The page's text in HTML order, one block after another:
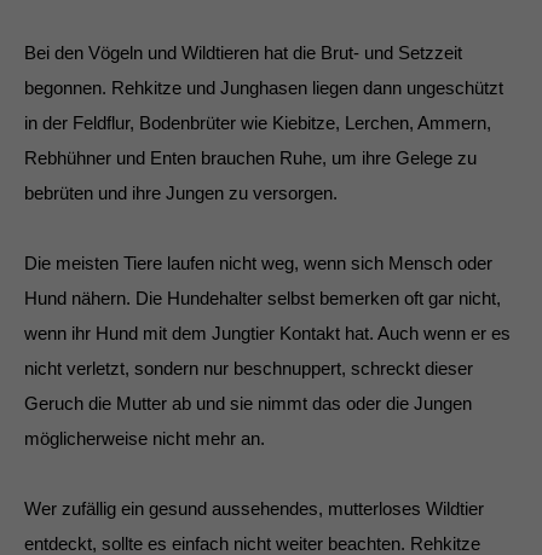
Bei den Vögeln und Wildtieren hat die Brut- und Setzzeit
begonnen. Rehkitze und Junghasen liegen dann ungeschützt
in der Feldflur, Bodenbrüter wie Kiebitze, Lerchen, Ammern,
Rebhühner und Enten brauchen Ruhe, um ihre Gelege zu
bebrüten und ihre Jungen zu versorgen.
Die meisten Tiere laufen nicht weg, wenn sich Mensch oder
Hund nähern. Die Hundehalter selbst bemerken oft gar nicht,
wenn ihr Hund mit dem Jungtier Kontakt hat. Auch wenn er es
nicht verletzt, sondern nur beschnuppert, schreckt dieser
Geruch die Mutter ab und sie nimmt das oder die Jungen
möglicherweise nicht mehr an.
Wer zufällig ein gesund aussehendes, mutterloses Wildtier
entdeckt, sollte es einfach nicht weiter beachten. Rehkitze